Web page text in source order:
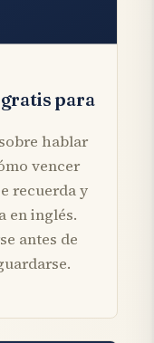
para
hablar
vencer
recuerda y
en inglés.
antes de